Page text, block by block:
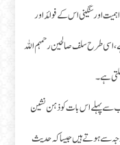
اور سنگینی اس کے فوائد اور
اسی طرح سلف صالحین رحمہم اللہ
ہے۔
سے پہلے اس بات کو ذہن نشین
وجہ سے ہوتے ہیں جیسا کہ حدیث